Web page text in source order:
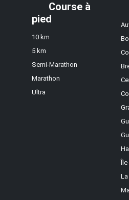
Course à
pied
10 km
5 km
Semi-Marathon
Marathon
Ultra